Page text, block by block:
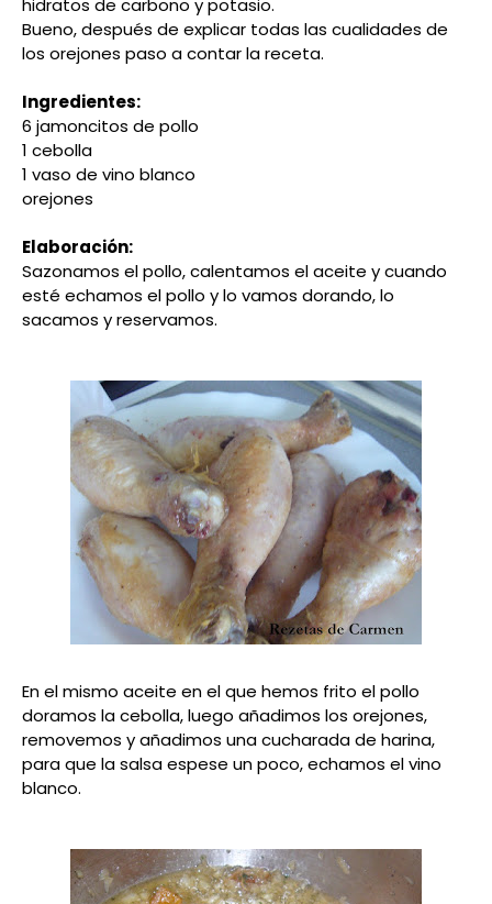
hidratos de carbono y potasio.
Bueno, después de explicar todas las cualidades de
los orejones paso a contar la receta.
Ingredientes:
6 jamoncitos de pollo
1 cebolla
1 vaso de vino blanco
orejones
Elaboración:
Sazonamos el pollo, calentamos el aceite y cuando
esté echamos el pollo y lo vamos dorando, lo
sacamos y reservamos.
En el mismo aceite en el que hemos frito el pollo
doramos la cebolla, luego añadimos los orejones,
removemos y añadimos una cucharada de harina,
para que la salsa espese un poco, echamos el vino
blanco.